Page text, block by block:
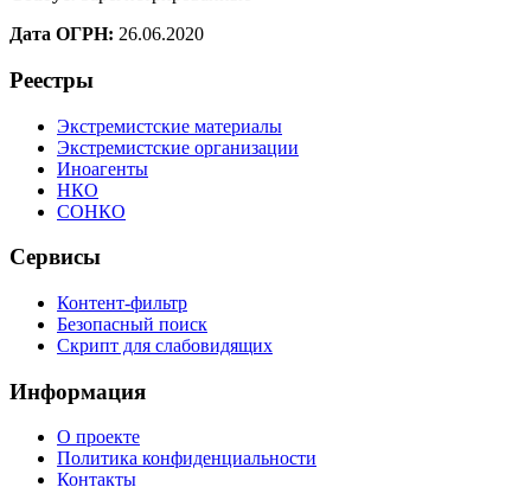
Дата ОГРН: 26.06.2020
Реестры
Экстремистские материалы
Экстремистские организации
Иноагенты
НКО
СОНКО
Сервисы
Контент-фильтр
Безопасный поиск
Скрипт для слабовидящих
Информация
О проекте
Политика конфиденциальности
Контакты